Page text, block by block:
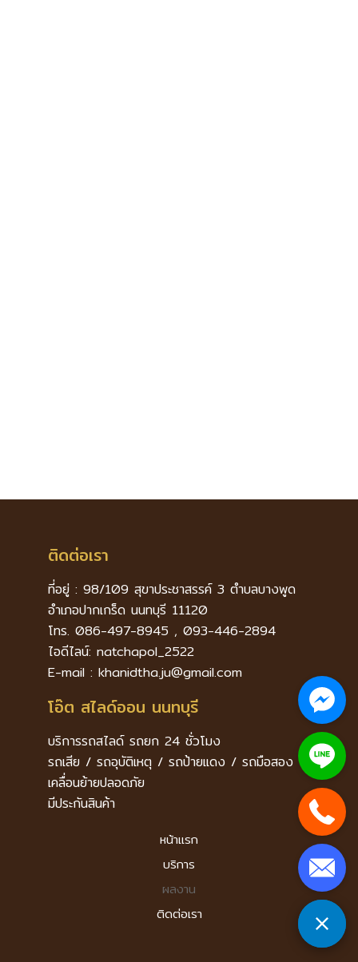
ติดต่อเรา
ที่อยู่ : 98/109 สุขาประชาสรรค์ 3 ตำบลบางพูด
อำเภอปากเกร็ด นนทบุรี 11120
โทร. 086-497-8945 , 093-446-2894
ไอดีไลน์: natchapol_2522
E-mail : khanidtha.ju@gmail.com
โอ๊ต สไลด์ออน นนทบุรี
บริการรถสไลด์ รถยก 24 ชั่วโมง
รถเสีย / รถอุบัติเหตุ / รถป้ายแดง / รถมือสอง
เคลื่อนย้ายปลอดภัย
มีประกันสินค้า
หน้าแรก
บริการ
ผลงาน
ติดต่อเรา